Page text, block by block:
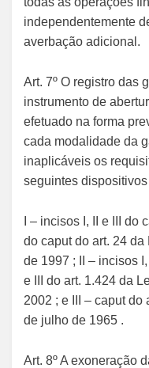
independentemente
averbação adicional.
Art. 7º O registro das
instrumento de
efetuado na forma
cada modalidade da
inaplicáveis os
seguintes
I – incisos I, II e III do
do caput do art. 24 da
de 1997 ; II – incisos I,
e III do art. 1.424 da
2002 ; e III – caput do
de julho de 1965 .
Art. 8º A exoneração